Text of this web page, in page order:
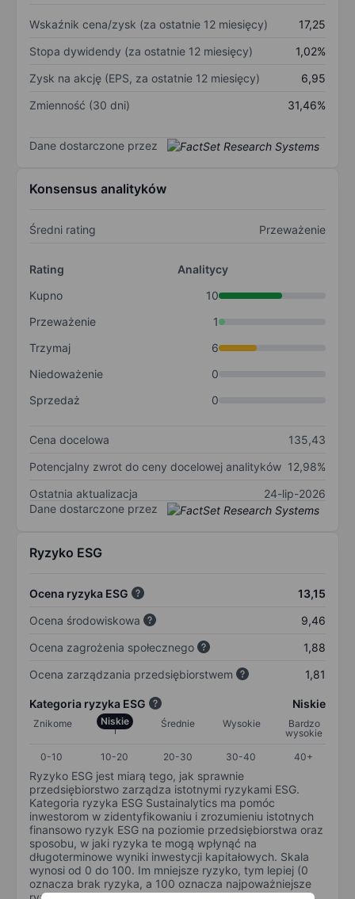
Wskaźnik cena/zysk (za ostatnie 12 miesięcy)
17,25
Stopa dywidendy (za ostatnie 12 miesięcy)
1,02%
Zysk na akcję (EPS, za ostatnie 12 miesięcy)
6,95
Zmienność (30 dni)
31,46%
Dane dostarczone przez
Konsensus analityków
Średni rating Przeważenie
Rating
Analitycy
Kupno
10
Przeważenie
1
Trzymaj
6
Niedoważenie
0
Sprzedaż
0
Cena docelowa
135,43
Potencjalny zwrot do ceny docelowej analityków 12,98%
Ostatnia aktualizacja
24-lip-2026
Dane dostarczone przez
Ryzyko ESG
Ocena ryzyka ESG
13,15
Ocena środowiskowa
9,46
Ocena zagrożenia społecznego
1,88
Ocena zarządzania przedsiębiorstwem
1,81
Kategoria ryzyka ESG Niskie
Znikome Niskie Średnie Wysokie
Bardzo
wysokie
0-10
10-20 20-30 30-40 40+
Ryzyko ESG jest miarą tego, jak sprawnie
przedsiębiorstwo zarządza istotnymi ryzykami ESG.
Kategoria ryzyka ESG Sustainalytics ma pomóc
inwestorom w zidentyfikowaniu i zrozumieniu istotnych
finansowo ryzyk ESG na poziomie przedsiębiorstwa oraz
sposobu, w jaki ryzyka te mogą wpłynąć na
długoterminowe wyniki inwestycji kapitałowych. Skala
wynosi od 0 do 100. Im mniejsze ryzyko, tym lepiej (0
oznacza brak ryzyka, a 100 oznacza najpoważniejsze